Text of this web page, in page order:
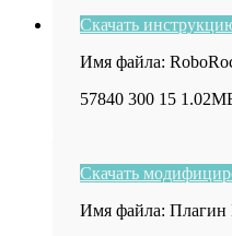
Скачать
Имя файла:
57840 300 15
Скачать
Имя файла: Плагин